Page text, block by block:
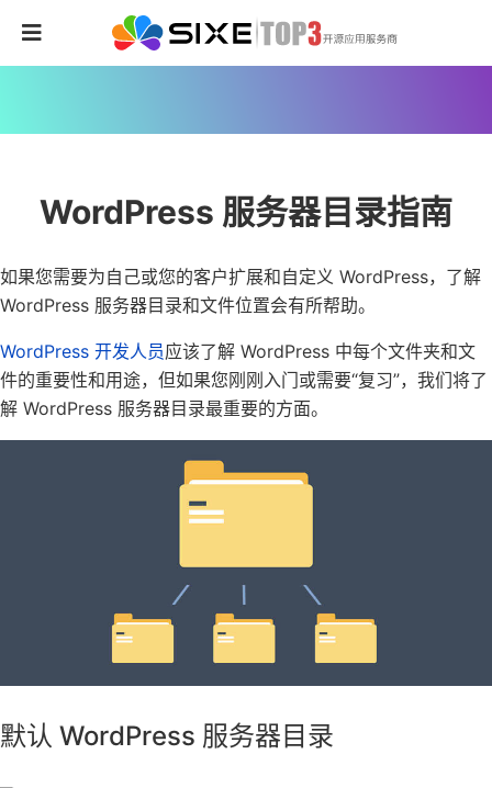
WordPress 服务器目录指南
如果您需要为自己或您的客户扩展和自定义 WordPress，了解
WordPress 服务器目录和文件位置会有所帮助。
WordPress 开发人员应该了解 WordPress 中每个文件夹和文
件的重要性和用途，但如果您刚刚入门或需要“复习”，我们将了
解 WordPress 服务器目录最重要的方面。
默认 WordPress 服务器目录